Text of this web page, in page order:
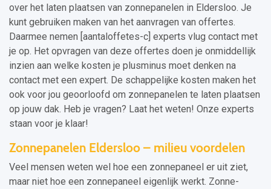
over het laten plaatsen van zonnepanelen in Eldersloo. Je
kunt gebruiken maken van het aanvragen van offertes.
Daarmee nemen [aantaloffetes-c] experts vlug contact met
je op. Het opvragen van deze offertes doen je onmiddellijk
inzien aan welke kosten je plusminus moet denken na
contact met een expert. De schappelijke kosten maken het
ook voor jou geoorloofd om zonnepanelen te laten plaatsen
op jouw dak. Heb je vragen? Laat het weten! Onze experts
staan voor je klaar!
Zonnepanelen Eldersloo – milieu voordelen
Veel mensen weten wel hoe een zonnepaneel er uit ziet,
maar niet hoe een zonnepaneel eigenlijk werkt. Zonne-